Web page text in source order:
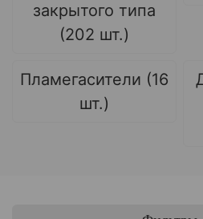
закрытого типа
(202 шт.)
Пламегасители (16
шт.)